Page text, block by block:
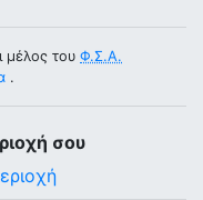
μέλος του Φ.Σ.Α.
.
σου